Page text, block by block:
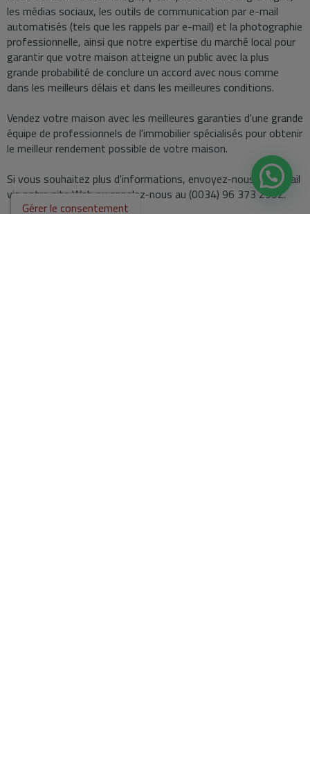
les médias sociaux, les outils de communication par e-mail
automatisés (tels que les rappels par e-mail) et la photographie
professionnelle, ainsi que notre expertise du marché local pour
garantir que votre maison atteigne un public avec la plus
grande probabilité de conclure un accord avec nous comme
dans les meilleurs délais et dans les meilleures conditions.
Vendez votre maison avec les meilleures garanties d'une grande
équipe de professionnels de l'immobilier spécialisés pour obtenir
le meilleur rendement possible de votre maison.
Si vous souhaitez plus d'informations, envoyez-nous un e-mail
via notre site Web ou appelez-nous au (0034) 96 373 2992.
Gérer le consentement